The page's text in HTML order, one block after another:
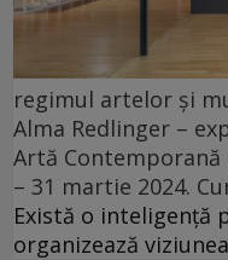
regimul artelor și
Alma Redlinger –
Artă
– 31 martie 2024.
Există o inteligență
organizează